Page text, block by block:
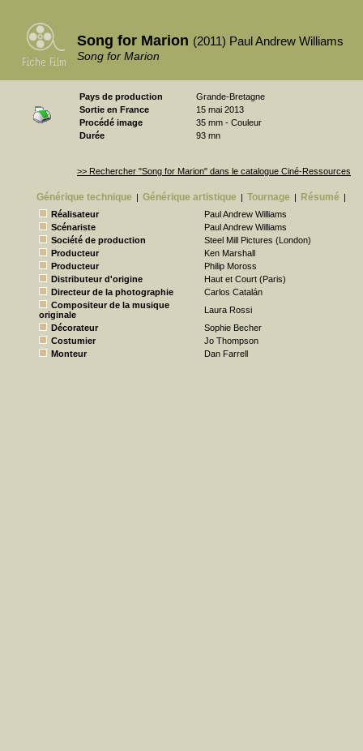
Song for Marion (2011) Paul Andrew Williams
Song for Marion
Pays de production
Grande-Bretagne
Sortie en France
15 mai 2013
Procédé image
35 mm - Couleur
Durée
93 mn
>> Rechercher "Song for Marion" dans le catalogue Ciné-Ressources
Générique technique | Générique artistique | Tournage | Résumé |
Réalisateur
Paul Andrew Williams
Scénariste
Paul Andrew Williams
Société de production
Steel Mill Pictures (London)
Producteur
Ken Marshall
Producteur
Philip Moross
Distributeur d'origine
Haut et Court (Paris)
Directeur de la photographie
Carlos Catalán
Compositeur de la musique
originale
Laura Rossi
Décorateur
Sophie Becher
Costumier
Jo Thompson
Monteur
Dan Farrell